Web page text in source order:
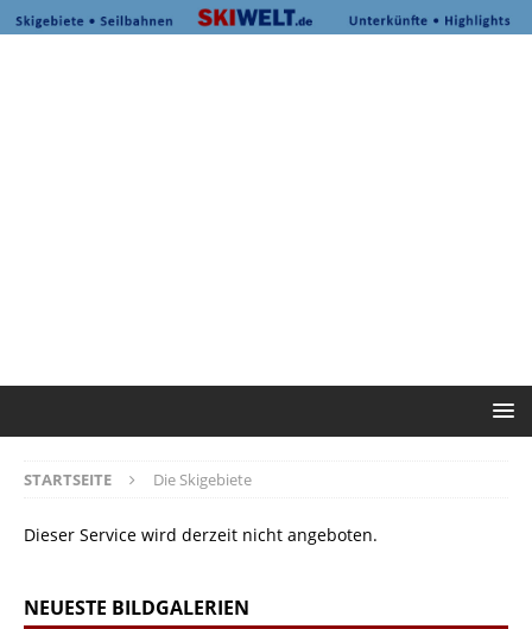
STARTSEITE Die Skigebiete
Dieser Service wird derzeit nicht angeboten.
NEUESTE BILDGALERIEN